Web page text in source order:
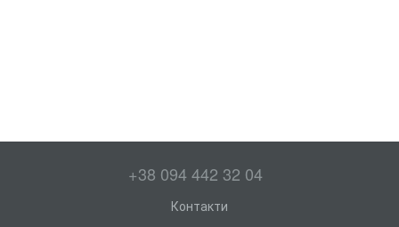
+38 094 442 32 04
Контакти